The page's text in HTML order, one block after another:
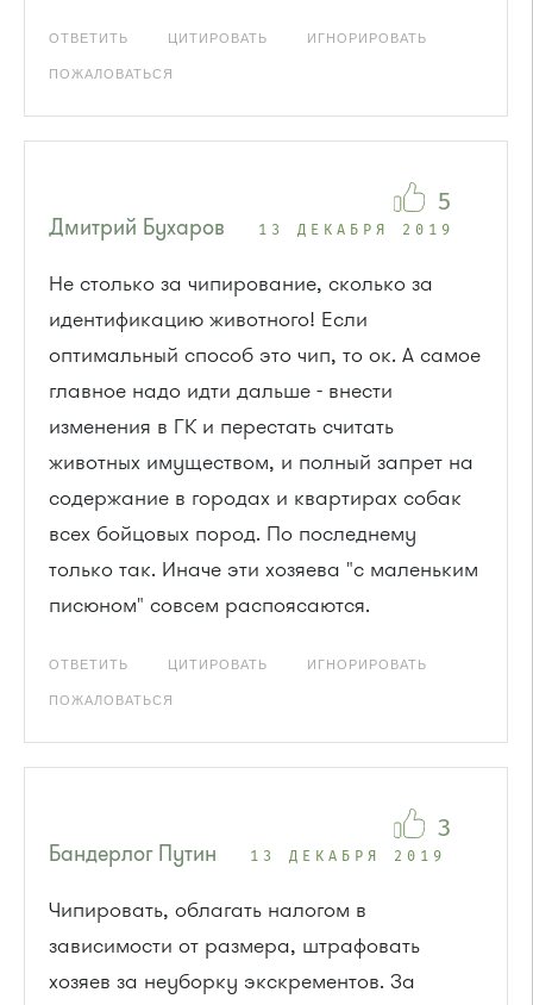
ОТВЕТИТЬ ЦИТИРОВАТЬ ИГНОРИРОВАТЬ
ПОЖАЛОВАТЬСЯ
Дмитрий Бухаров 13 ДЕКАБРЯ 2019
Не столько за чипирование, сколько за
идентификацию животного! Если
оптимальный способ это чип, то ок. А самое
главное надо идти дальше - внести
изменения в ГК и перестать считать
животных имуществом, и полный запрет на
содержание в городах и квартирах собак
всех бойцовых пород. По последнему
только так. Иначе эти хозяева "с маленьким
писюном" совсем распоясаются.
ОТВЕТИТЬ ЦИТИРОВАТЬ ИГНОРИРОВАТЬ
ПОЖАЛОВАТЬСЯ
5
Бандерлог Путин 13 ДЕКАБРЯ 2019
Чипировать, облагать налогом в
зависимости от размера, штрафовать
хозяев за неуборку экскрементов. За
3